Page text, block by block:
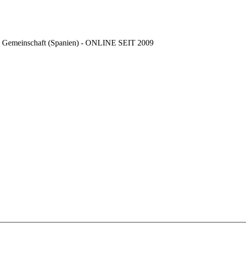
(Spanien) - ONLINE SEIT 2009